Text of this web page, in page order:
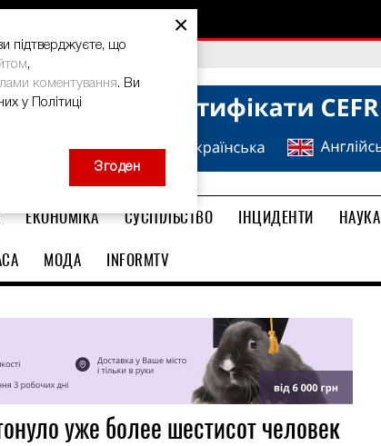
спосіб
Prize-2026
ЕКОНОМІКА СУСПІЛЬСТВО ІНЦИДЕНТИ НАУКА
МОДА INFORMTV
уже более шестисот человек
×
підтверджуєте, що
,
коментування. Ви
у Політиці
Згоден